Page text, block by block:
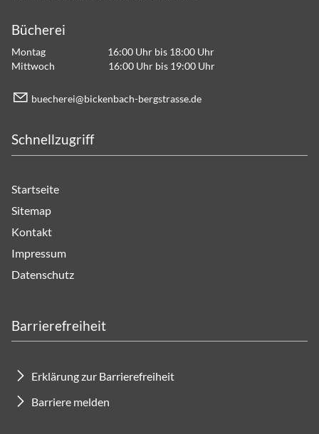
Bücherei
Montag 16:00 Uhr bis 18:00 Uhr
Mittwoch 16:00 Uhr bis 19:00 Uhr
b ch r b ck nb ch-b rgstr ss d
Schnellzugriff
Startseite
Sitemap
Kontakt
Impressum
Datenschutz
Barrierefreiheit
Erklärung zur Barrierefreiheit
Barriere melden